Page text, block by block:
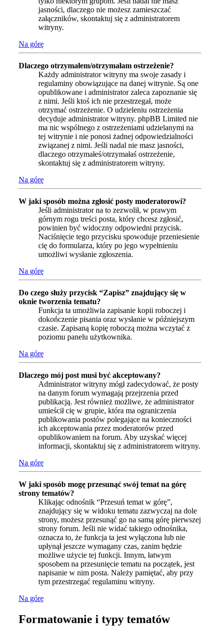
jasności, dlaczego nie możesz zamieszczać
załączników, skontaktuj się z administratorem
witryny.
Na górę
Dlaczego otrzymałem/otrzymałam ostrzeżenie?
Każdy administrator witryny ma swoje zasady i
regulaminy obowiązujące na danej witrynie. Są one
opublikowane i administrator zaleca zapoznanie się
z nimi. Jeśli ktoś ich nie przestrzegał, może
otrzymać ostrzeżenie. O udzieleniu ostrzeżenia
decyduje administrator witryny. phpBB Limited nie
ma nic wspólnego z ostrzeżeniami udzielanymi na
tej witrynie i nie ponosi żadnej odpowiedzialności
związanej z nimi. Jeśli nadal nie masz jasności,
dlaczego otrzymałeś/otrzymałaś ostrzeżenie,
skontaktuj się z administratorem witryny.
Na górę
W jaki sposób można zgłosić posty moderatorowi?
Jeśli administrator na to zezwolił, w prawym
górnym rogu treści posta, który chcesz zgłosić,
powinien być widoczny odpowiedni przycisk.
Naciśnięcie tego przycisku spowoduje przeniesienie
cię do formularza, który po jego wypełnieniu
umożliwi wysłanie zgłoszenia.
Na górę
Do czego służy przycisk “Zapisz” znajdujący się w
oknie tworzenia tematu?
Funkcja ta umożliwia zapisanie kopii roboczej i
dokończenie pisania oraz wysłanie w późniejszym
czasie. Zapisaną kopię roboczą można wczytać z
poziomu panelu użytkownika.
Na górę
Dlaczego mój post musi być akceptowany?
Administrator witryny mógł zadecydować, że posty
na danym forum wymagają przejrzenia przed
publikacją. Jest również możliwe, że administrator
umieścił cię w grupie, która ma ograniczenia
publikowania postów polegające na konieczności
ich akceptowania przez moderatorów przed
opublikowaniem na forum. Aby uzyskać więcej
informacji, skontaktuj się z administratorem witryny.
Na górę
W jaki sposób mogę przesunąć swój temat na górę
strony tematów?
Klikając odnośnik “Przesuń temat w górę”,
znajdujący się w widoku tematu zazwyczaj na dole
strony, możesz przesunąć go na samą górę pierwszej
strony forum. Jeśli nie widać takiego odnośnika,
oznacza to, że funkcja ta jest wyłączona lub nie
upłynął jeszcze wymagany czas, zanim będzie
możliwe użycie tej funkcji. Innym, łatwym
sposobem na przesunięcie tematu na początek, jest
napisanie w nim posta. Należy pamiętać, aby przy
tym przestrzegać regulaminu witryny.
Na górę
Formatowanie i typy tematów